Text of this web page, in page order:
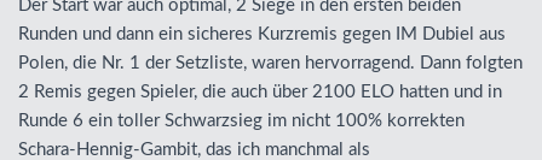
Der Start war auch optimal, 2 Siege in den ersten beiden
Runden und dann ein sicheres Kurzremis gegen IM Dubiel aus
Polen, die Nr. 1 der Setzliste, waren hervorragend. Dann folgten
2 Remis gegen Spieler, die auch über 2100 ELO hatten und in
Runde 6 ein toller Schwarzsieg im nicht 100% korrekten
Schara-Hennig-Gambit, das ich manchmal als